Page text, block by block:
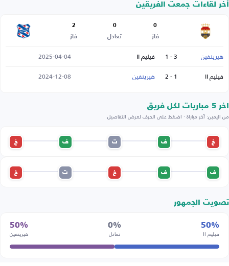
أخر لقاءات جمعت الفريقين
0
فاز
0
تعادل
2
فاز
هيرينفين 3 - 1 فيليم II
2025-04-04
فيليم II
1 - 2 هيرينفين 2024-12-08
اخر 5 مباريات لكل فريق
من اليمين: آخر مباراة · اضغط على الحرف لعرض التفاصيل
خ ف ت ف خ
ف ف خ ت خ
تصويت الجمهور
50%
فيليم II
0%
تعادل
50%
هيرينفين